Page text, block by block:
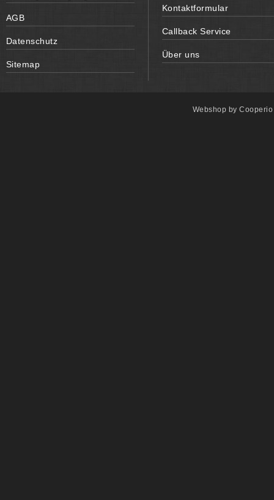
AGB
Datenschutz
Sitemap
Kontaktformular
Callback Service
Über uns
Webshop by